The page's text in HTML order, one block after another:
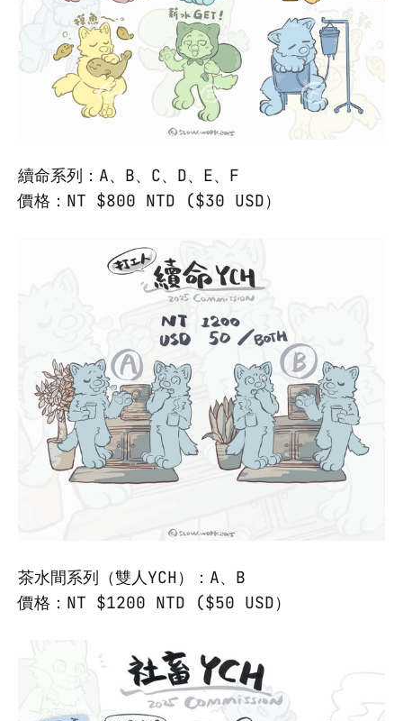
續命系列：A、B、C、D、E、F
價格：NT $800 NTD ($30 USD）
茶水間系列（雙人YCH）：A、B
價格：NT $1200 NTD ($50 USD）